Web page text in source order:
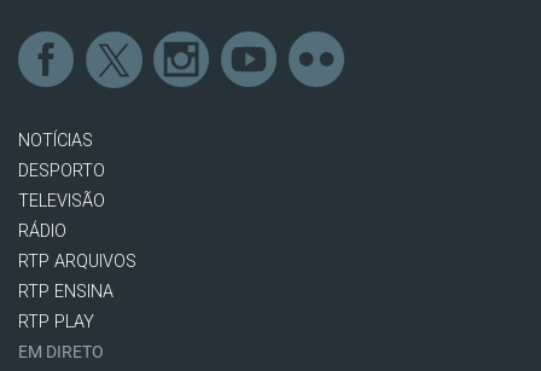
NOTÍCIAS
DESPORTO
TELEVISÃO
RÁDIO
RTP ARQUIVOS
RTP ENSINA
RTP PLAY
EM DIRETO